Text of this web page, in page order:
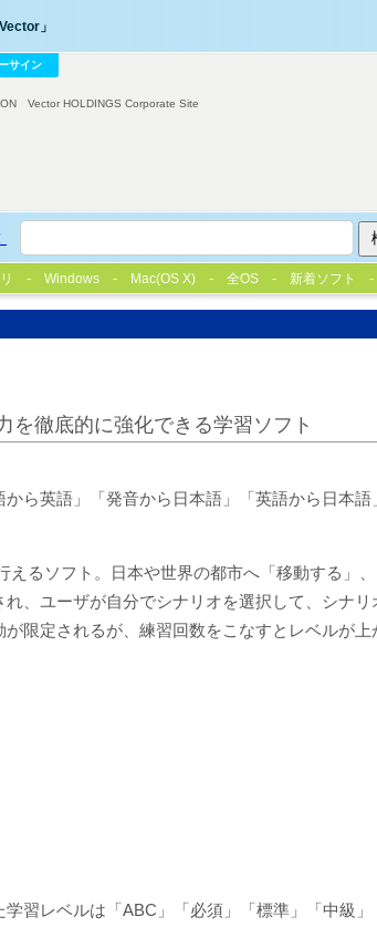
」
サイン
Vector HOLDINGS Corporate Site
Windows Mac(OS X) 全OS 新着ソフト
を徹底的に強化できる学習ソフト
ら英語」「発音から日本語」「英語から日本語
えるソフト。日本や世界の都市へ「移動する」
、ユーザが自分でシナリオを選択して、シナリ
限定されるが、練習回数をこなすとレベルが上
習レベルは「ABC」「必須」「標準」「中級